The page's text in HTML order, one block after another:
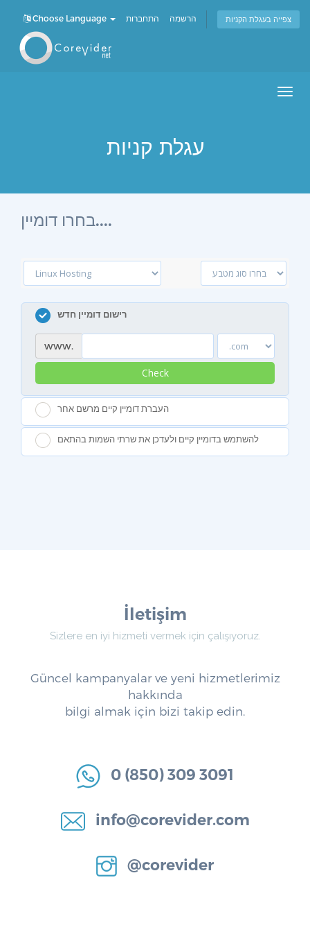
Choose Language התחברות הרשמה צפייה בעגלת הקניות
עגלת קניות
בחרו דומיין....
רישום דומיין חדש
www.
Check
העברת דומיין קיים מרשם אחר
להשתמש בדומיין קיים ולעדכן את שרתי השמות בהתאם
İletişim
Sizlere en iyi hizmeti vermek için çalışıyoruz.
Güncel kampanyalar ve yeni hizmetlerimiz
hakkında
bilgi almak için bizi takip edin.
0 (850) 309 3091
info@corevider.com
@corevider